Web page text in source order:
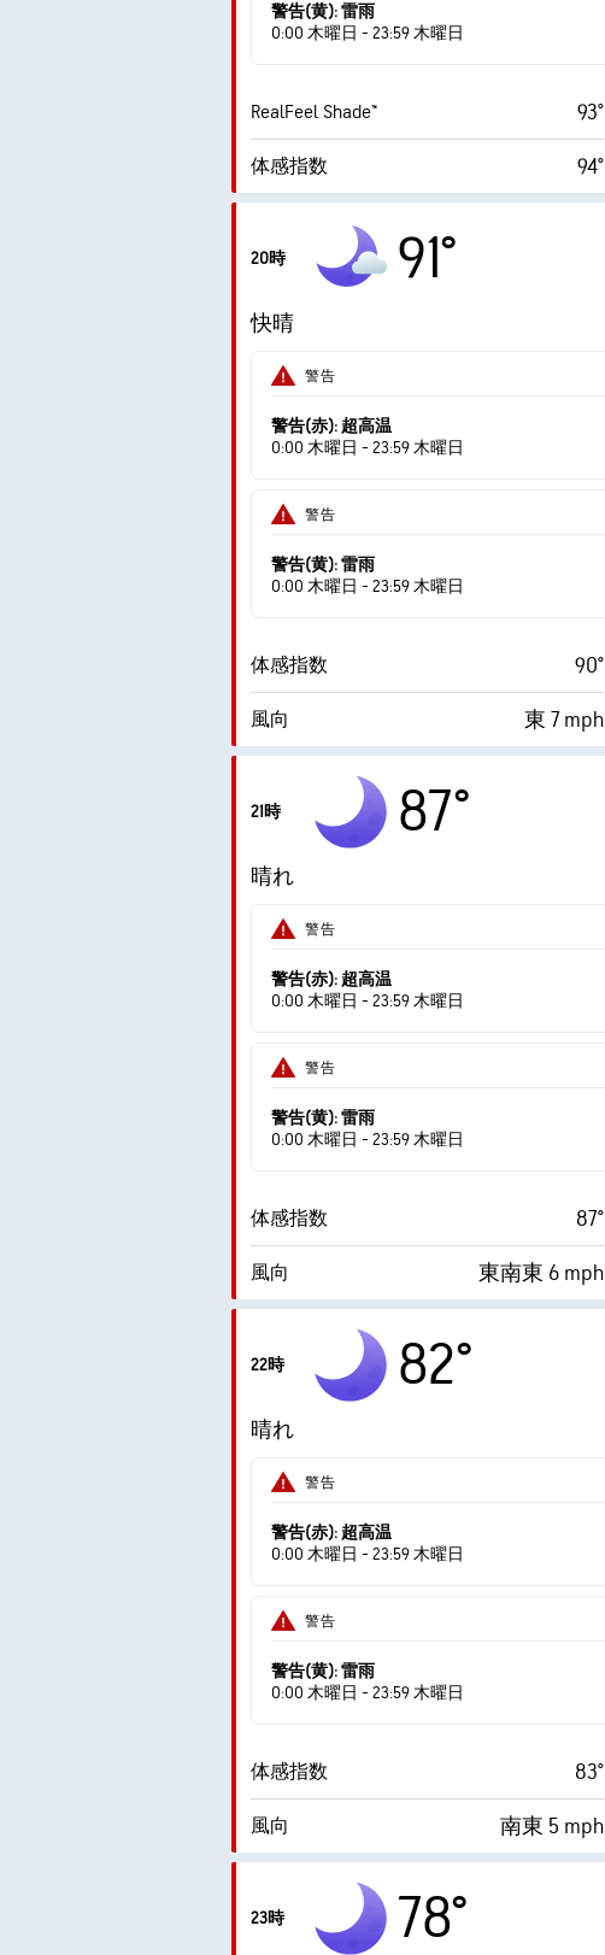
警告(黄): 雷雨
0:00 木曜日 - 23:59 木曜日
RealFeel Shade™ 93°
体感指数 94°
最大紫外線指数
最大瞬間風速
湿度
露点
20時 91°
快晴
警告
警告(赤): 超高温
0:00 木曜日 - 23:59 木曜日
警告
警告(黄): 雷雨
0:00 木曜日 - 23:59 木曜日
体感指数 90°
風向 東 7 mph
AccuLumen Brightness Index™
21時 87°
晴れ
警告
警告(赤): 超高温
0:00 木曜日 - 23:59 木曜日
警告
警告(黄): 雷雨
0:00 木曜日 - 23:59 木曜日
体感指数 87°
風向 東南東 6 mph
AccuLumen Brightness Index™
22時 82°
晴れ
警告
警告(赤): 超高温
0:00 木曜日 - 23:59 木曜日
警告
警告(黄): 雷雨
0:00 木曜日 - 23:59 木曜日
体感指数 83°
風向 南東 5 mph
23時 78°